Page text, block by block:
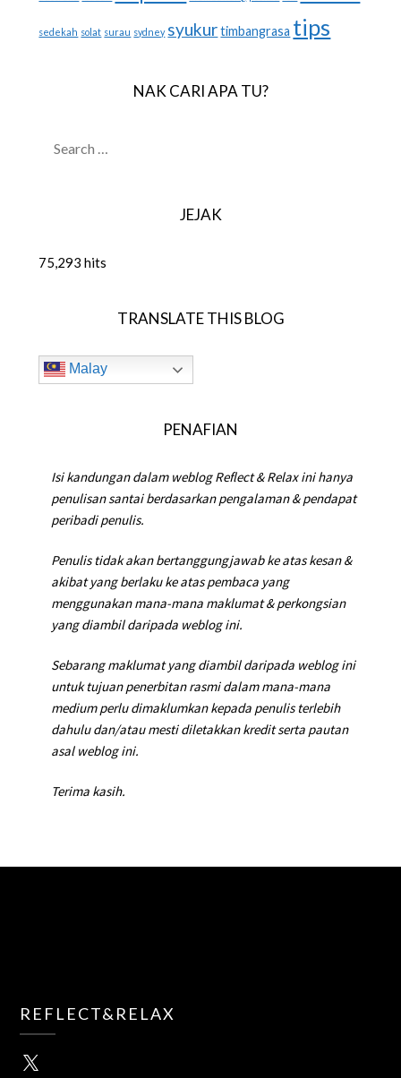
sedekah solat surau sydney syukur timbangrasa tips
NAK CARI APA TU?
FOR:
JEJAK
75,293 hits
TRANSLATE THIS BLOG
Malay
PENAFIAN
Isi kandungan dalam weblog Reflect & Relax ini hanya
penulisan santai berdasarkan pengalaman & pendapat
peribadi penulis.
Penulis tidak akan bertanggungjawab ke atas kesan &
akibat yang berlaku ke atas pembaca yang
menggunakan mana-mana maklumat & perkongsian
yang diambil daripada weblog ini.
Sebarang maklumat yang diambil daripada weblog ini
untuk tujuan penerbitan rasmi dalam mana-mana
medium perlu dimaklumkan kepada penulis terlebih
dahulu dan/atau mesti diletakkan kredit serta pautan
asal weblog ini.
Terima kasih.
REFLECT&RELAX
X